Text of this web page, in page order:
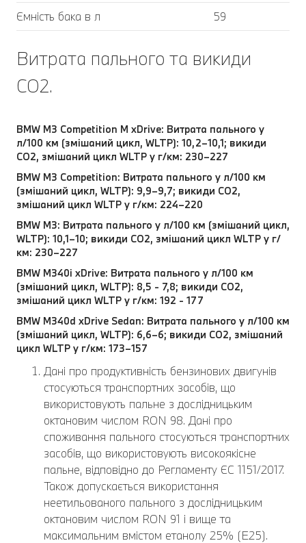
Ємність бака в л 59
Витрата пального та викиди
CO2.
BMW M3 Competition M xDrive: Витрата пального у
л/100 км (змішаний цикл, WLTP): 10,2–10,1; викиди
CO2, змішаний цикл WLTP у г/км: 230–227
BMW M3 Competition: Витрата пального у л/100 км
(змішаний цикл, WLTP): 9,9–9,7; викиди CO2,
змішаний цикл WLTP у г/км: 224–220
BMW M3: Витрата пального у л/100 км (змішаний цикл,
WLTP): 10,1–10; викиди CO2, змішаний цикл WLTP у г/
км: 230–227
BMW M340i xDrive: Витрата пального у л/100 км
(змішаний цикл, WLTP): 8,5 - 7,8; викиди CO2,
змішаний цикл WLTP у г/км: 192 - 177
BMW M340d xDrive Sedan: Витрата пального у л/100 км
(змішаний цикл, WLTP): 6,6–6; викиди CO2, змішаний
цикл WLTP у г/км: 173–157
Дані про продуктивність бензинових двигунів
стосуються транспортних засобів, що
використовують пальне з дослідницьким
октановим числом RON 98. Дані про
споживання пального стосуються транспортних
засобів, що використовують високоякісне
пальне, відповідно до Регламенту ЄС 1151/2017.
Також допускається використання
неетильованого пального з дослідницьким
октановим числом RON 91 і вище та
максимальним вмістом етанолу 25% (E25).